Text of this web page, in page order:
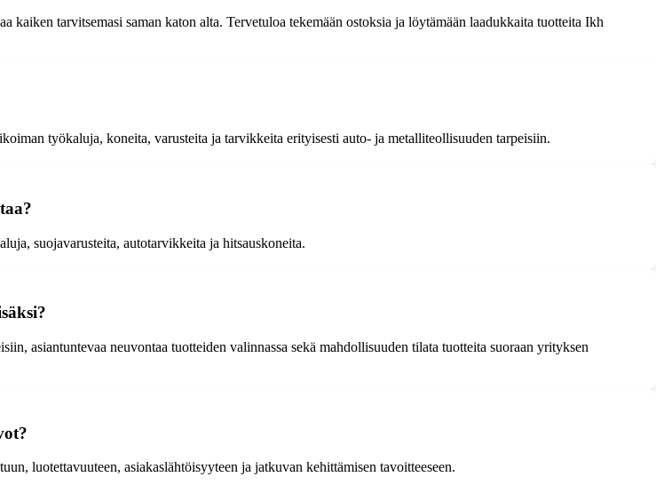
kaiken tarvitsemasi saman katon alta. Tervetuloa tekemään ostoksia ja löytämään laadukkaita tuotteita Ikh
työkaluja, koneita, varusteita ja tarvikkeita erityisesti auto- ja metalliteollisuuden tarpeisiin.
suojavarusteita, autotarvikkeita ja hitsauskoneita.
asiantuntevaa neuvontaa tuotteiden valinnassa sekä mahdollisuuden tilata tuotteita suoraan yrityksen
luotettavuuteen, asiakaslähtöisyyteen ja jatkuvan kehittämisen tavoitteeseen.